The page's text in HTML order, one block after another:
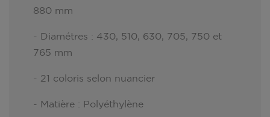
880 mm
- Diamétres : 430, 510, 630, 705, 750 et
765 mm
- 21 coloris selon nuancier
- Matière : Polyéthylène